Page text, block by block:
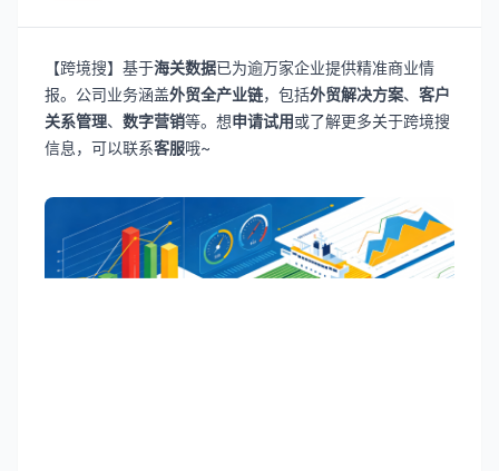
【跨境搜】基于海关数据已为逾万家企业提供精准商业情
报。公司业务涵盖外贸全产业链，包括外贸解决方案、 客户
关系管理、 数字营销等。想申请试用或了解更多关于跨境搜
信息，可以联系客服哦~